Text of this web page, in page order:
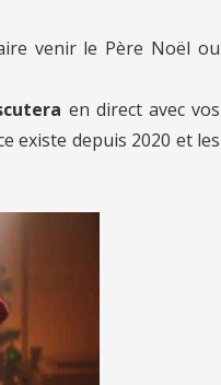
venir le Père Noël ou
en direct avec vos
existe depuis 2020 et les